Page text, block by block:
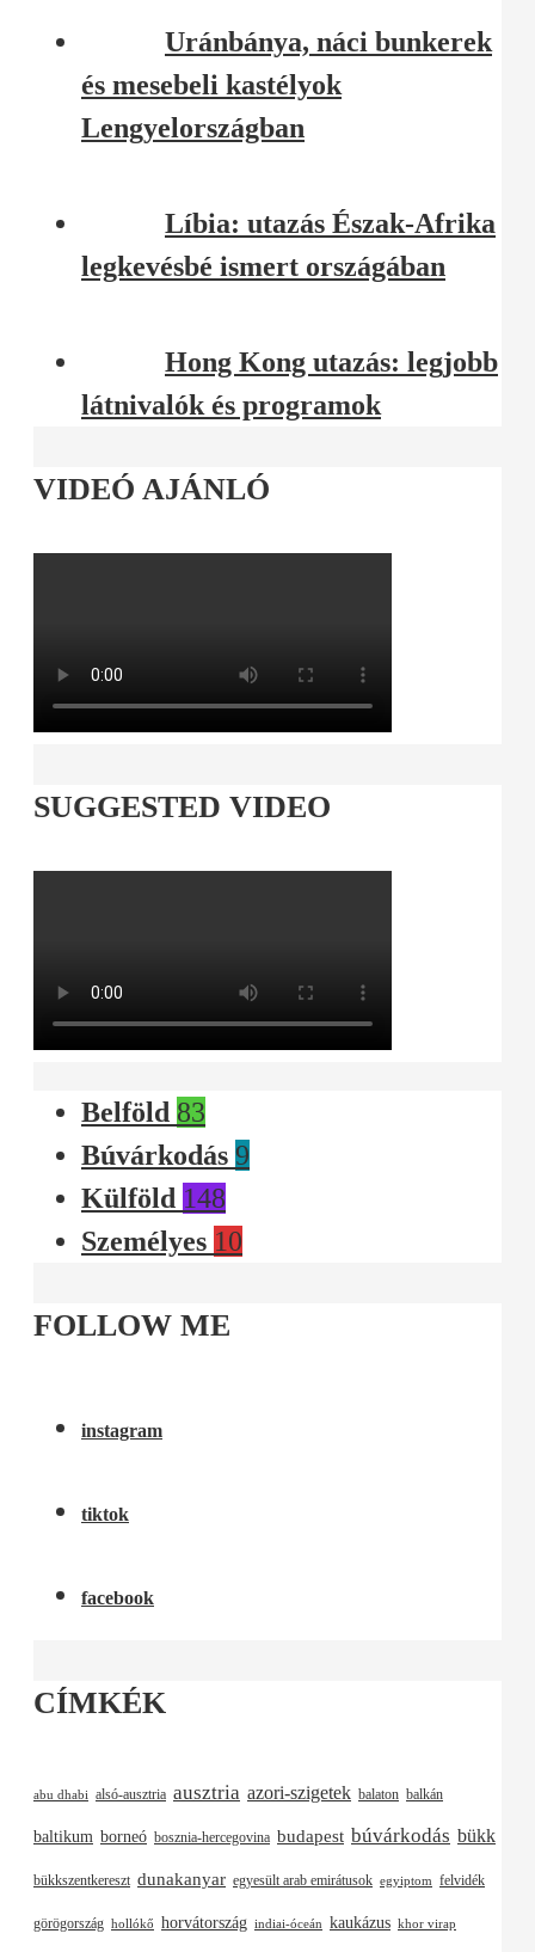
Uránbánya, náci bunkerek
és mesebeli kastélyok
Lengyelországban
Líbia: utazás Észak-Afrika
legkevésbé ismert országában
Hong Kong utazás: legjobb
látnivalók és programok
VIDEÓ AJÁNLÓ
SUGGESTED VIDEO
Belföld 83
Búvárkodás 9
Külföld 148
Személyes 10
FOLLOW ME
instagram
tiktok
facebook
CÍMKÉK
abu dhabi alsó-ausztria ausztria azori-szigetek balaton balkán
baltikum borneó bosznia-hercegovina budapest búvárkodás bükk
bükkszentkereszt dunakanyar egyesült arab emirátusok egyiptom felvidék
görögország hollókő horvátország indiai-óceán kaukázus khor virap